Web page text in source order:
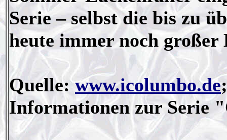
Serie – selbst die bis zu
heute immer noch
Quelle:www.icolumbo.de
Informationen zur Serie